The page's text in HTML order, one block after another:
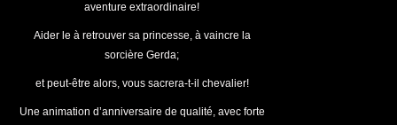
aventure extraordinaire!
Aider le à retrouver sa princesse, à vaincre la
sorcière Gerda;
et peut-être alors, vous sacrera-t-il chevalier!
Une animation d’anniversaire de qualité, avec forte